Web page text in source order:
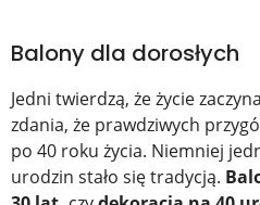
Balony dla dorosłych
Jedni twierdzą, że życie
zdania, że prawdziwych
po 40 roku życia. Niemniej
urodzin stało się tradycją.